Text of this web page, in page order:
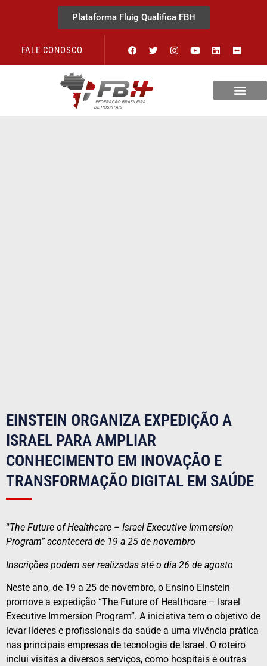
Plataforma Fluig Qualifica FBH
FALE CONOSCO
EINSTEIN ORGANIZA EXPEDIÇÃO A
ISRAEL PARA AMPLIAR
CONHECIMENTO EM INOVAÇÃO E
TRANSFORMAÇÃO DIGITAL EM SAÚDE
“The Future of Healthcare – Israel Executive Immersion
Program” acontecerá de 19 a 25 de novembro
Inscrições podem ser realizadas até o dia 26 de agosto
Neste ano, de 19 a 25 de novembro, o Ensino Einstein
promove a expedição “The Future of Healthcare – Israel
Executive Immersion Program”. A iniciativa tem o objetivo de
levar líderes e profissionais da saúde a uma vivência prática
nas principais empresas de tecnologia de Israel. O roteiro
inclui visitas a diversos serviços, como hospitais e outras